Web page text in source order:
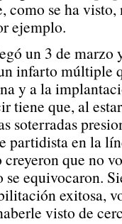
se ha visto,
ejemplo.
un 3 de marzo
infarto múltiple
y a la
tiene que, al
soterradas
partidista en la
que no
equivocaron.
exitosa,
visto de